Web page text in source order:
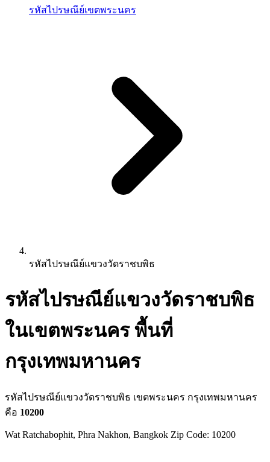
รหัสไปรษณีย์เขตพระนคร
รหัสไปรษณีย์แขวงวัดราชบพิธ
รหัสไปรษณีย์แขวงวัดราชบพิธ
ในเขตพระนคร พื้นที่
กรุงเทพมหานคร
รหัสไปรษณีย์แขวงวัดราชบพิธ เขตพระนคร กรุงเทพมหานคร
คือ 10200
Wat Ratchabophit, Phra Nakhon, Bangkok Zip Code: 10200